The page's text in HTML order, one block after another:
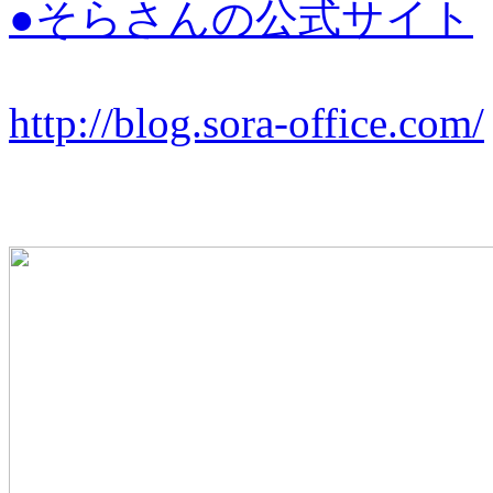
●そらさんの公式サイト
http://blog.sora-office.com/